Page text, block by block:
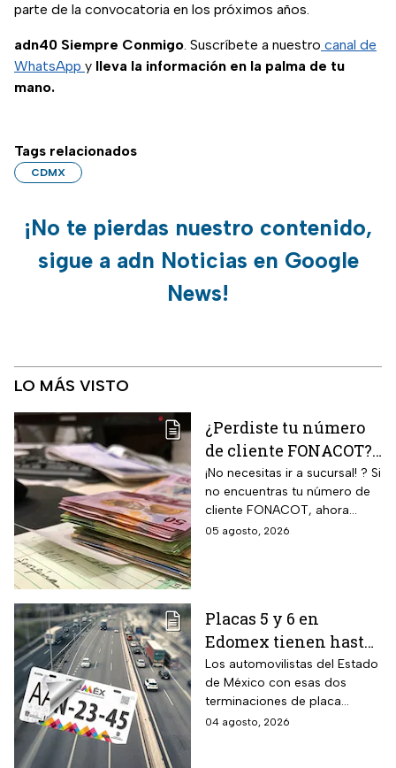
parte de la convocatoria en los próximos años.
adn40 Siempre Conmigo. Suscríbete a nuestro canal de
WhatsApp y lleva la información en la palma de tu
mano.
Tags relacionados
CDMX
¡No te pierdas nuestro contenido,
sigue a adn Noticias en Google
News!
LO MÁS VISTO
¿Perdiste tu número
de cliente FONACOT?
Así puedes
recuperarlo y
consultar tu crédito
2026
¡No necesitas ir a sucursal! ? Si
no encuentras tu número de
cliente FONACOT, ahora
puedes recuperarlo y
05 agosto, 2026
Placas 5 y 6 en
Edomex tienen hasta
el 31 de agosto 2026
para realizar la
verificación
vehicular o recibirán
Los automovilistas del Estado
de México con esas dos
terminaciones de placa
enfrentan el cierre de su
04 agosto, 2026